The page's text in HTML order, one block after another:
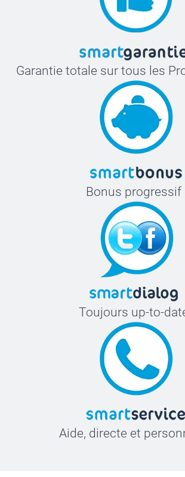
Garantie totale sur tous les
Bonus progressif
Toujours up-to-
Aide, directe et